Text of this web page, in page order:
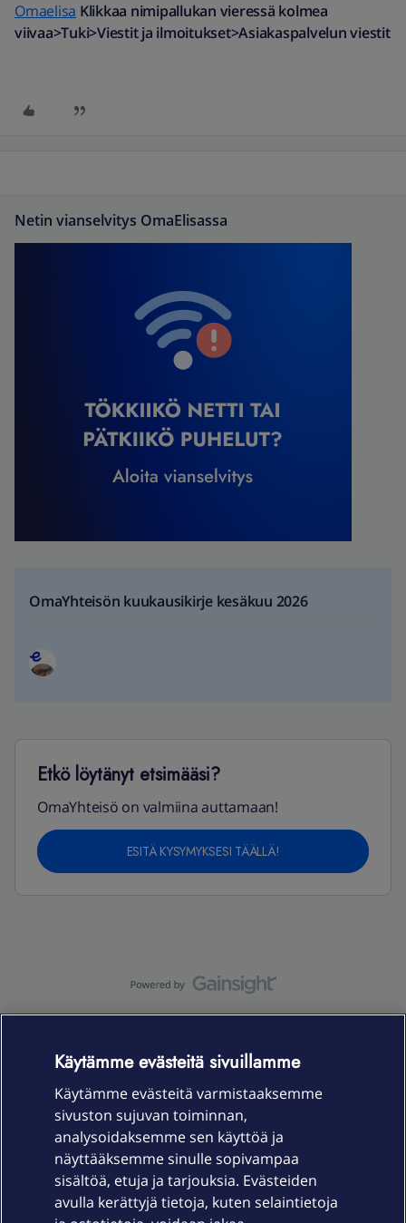
Omaelisa Klikkaa nimipallukan vieressä kolmea
viivaa>Tuki>Viestit ja ilmoitukset>Asiakaspalvelun viestit
Netin vianselvitys OmaElisassa
OmaYhteisön kuukausikirje kesäkuu 2026
Etkö löytänyt etsimääsi?
OmaYhteisö on valmiina auttamaan!
ESITÄ KYSYMYKSESI TÄÄLLÄ!
Laitteet & liittymät
Palvelut
Käytämme evästeitä sivuillamme
Käytämme evästeitä varmistaaksemme
sivuston sujuvan toiminnan,
analysoidaksemme sen käyttöä ja
näyttääksemme sinulle sopivampaa
sisältöä, etuja ja tarjouksia. Evästeiden
avulla kerättyjä tietoja, kuten selaintietoja